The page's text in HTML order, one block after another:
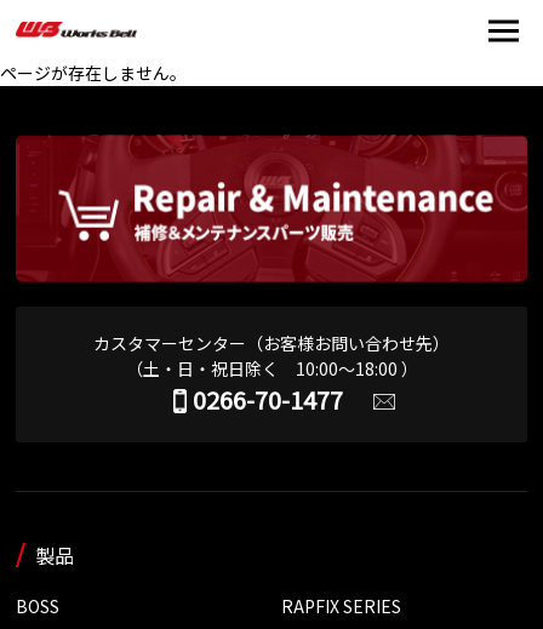
ページが存在しません。
カスタマーセンター（お客様お問い合わせ先）
（土・日・祝日除く 10:00～18:00 ）
0266-70-1477
製品
BOSS
RAPFIX SERIES